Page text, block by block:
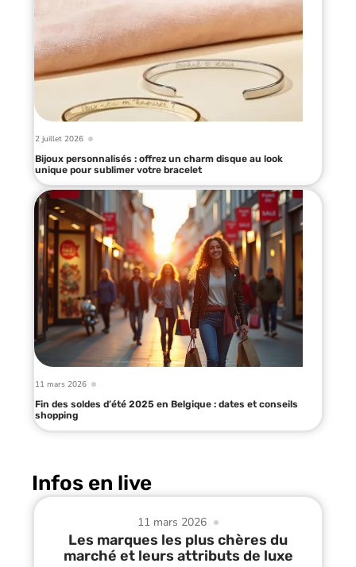
2 juillet 2026
Bijoux personnalisés : offrez un charm disque au look
unique pour sublimer votre bracelet
11 mars 2026
Fin des soldes d’été 2025 en Belgique : dates et conseils
shopping
Infos en live
11 mars 2026
Les marques les plus chères du
marché et leurs attributs de luxe